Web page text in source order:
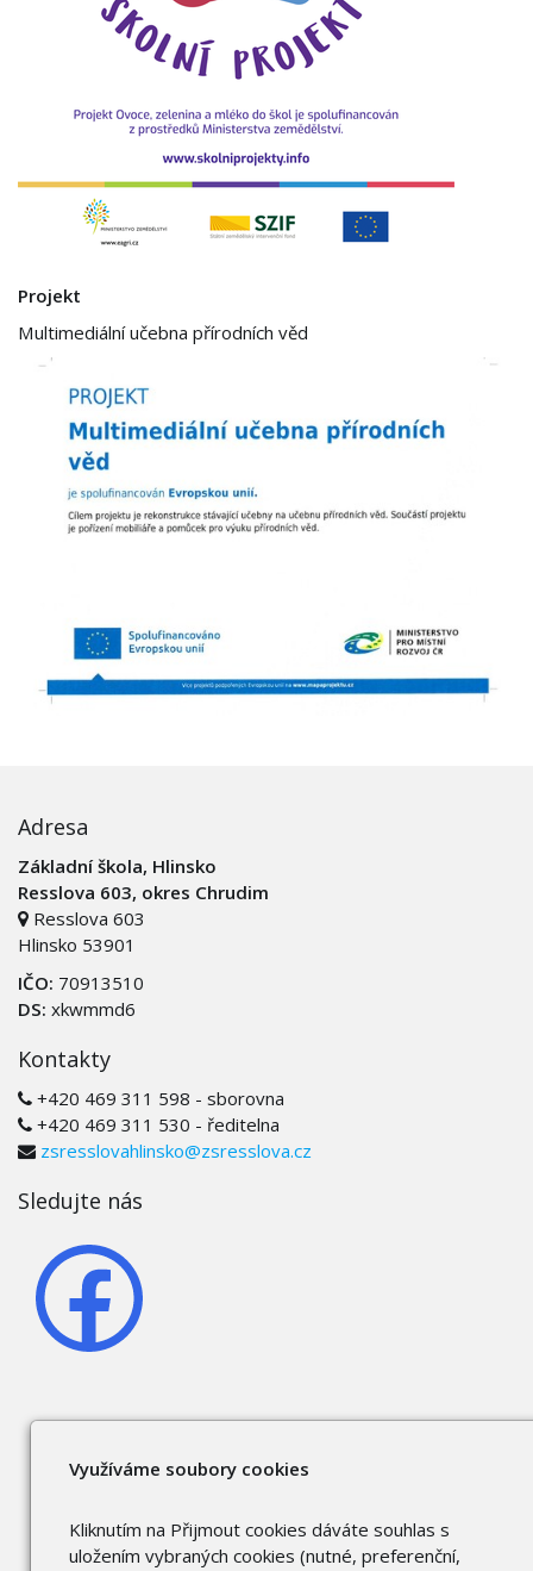
Projekt
Multimediální učebna přírodních věd
Adresa
Základní škola, Hlinsko
Resslova 603, okres Chrudim
Resslova 603
Hlinsko 53901
IČO: 70913510
DS: xkwmmd6
Kontakty
+420 469 311 598 - sborovna
+420 469 311 530 - ředitelna
zsresslovahlinsko@zsresslova.cz
Sledujte nás
Využíváme soubory cookies
Kliknutím na Přijmout cookies dáváte souhlas s
uložením vybraných cookies (nutné, preferenční,